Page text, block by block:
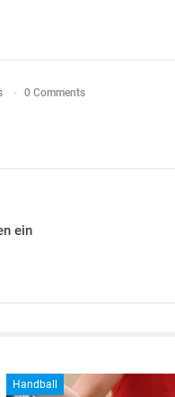
0 Comments
ein
Handball